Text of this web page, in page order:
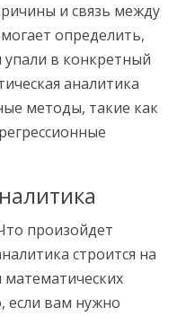
и связь между
определить,
в конкретный
аналитика
методы, такие как
произойдет
строится на
если вам нужно